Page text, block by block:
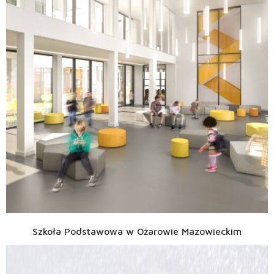
Szkoła Podstawowa w Ożarowie Mazowieckim